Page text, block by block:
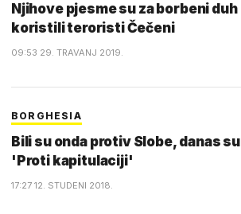
Njihove pjesme su za borbeni duh
koristili teroristi Čečeni
09:53 29. TRAVANJ 2019.
BORGHESIA
Bili su onda protiv Slobe, danas su
'Proti kapitulaciji'
17:27 12. STUDENI 2018.